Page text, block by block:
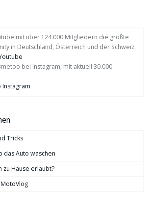
mit über 124.000 Mitgliedern die größte
in Deutschland, Österreich und der Schweiz.
bei Instagram, mit aktuell 30.000
Tricks
das Auto waschen
zu Hause erlaubt?